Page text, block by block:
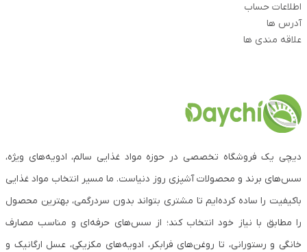
اطلاعات حساب
آدرس ها
علاقه مندی ها
دیچی یک فروشگاه تخصصی در حوزه مواد غذایی سالم، ادویه‌های ویژه،
سس‌های برند و محصولات آشپزی روز دنیاست. ما مسیر انتخاب مواد غذایی
باکیفیت را ساده کرده‌ایم تا مشتری بتواند بدون سردرگمی، بهترین محصول
را مطابق با نیاز خود انتخاب کند؛ از سس‌های حرفه‌ای و مناسب مصارف
خانگی و رستورانی، تا روغن‌های فرابکر، ادویه‌های مکزیکی، عسل ارگانیک و